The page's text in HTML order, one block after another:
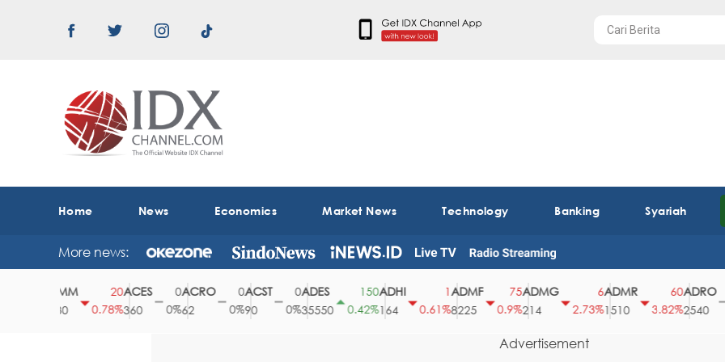
Home News Economics Market News Technology Banking Syariah
More news:
0.78%
ACES
360
ACRO
62
ACST
90
ADES
35550
0.42%
ADHI
164
0.61%
ADMF
8225
0.9%
ADMG
214
2.73%
ADMR
1510
3.82%
ADRO
2540
Advertisement